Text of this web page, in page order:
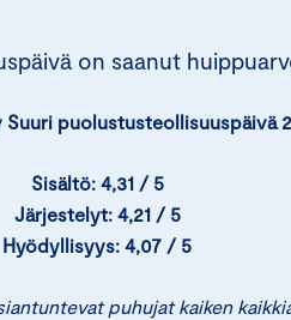
on saanut
puolustusteollisuuspäivä
Sisältö: 4,31 / 5
Järjestelyt: 4,21 / 5
Hyödyllisyys: 4,07 / 5
puhujat kaiken